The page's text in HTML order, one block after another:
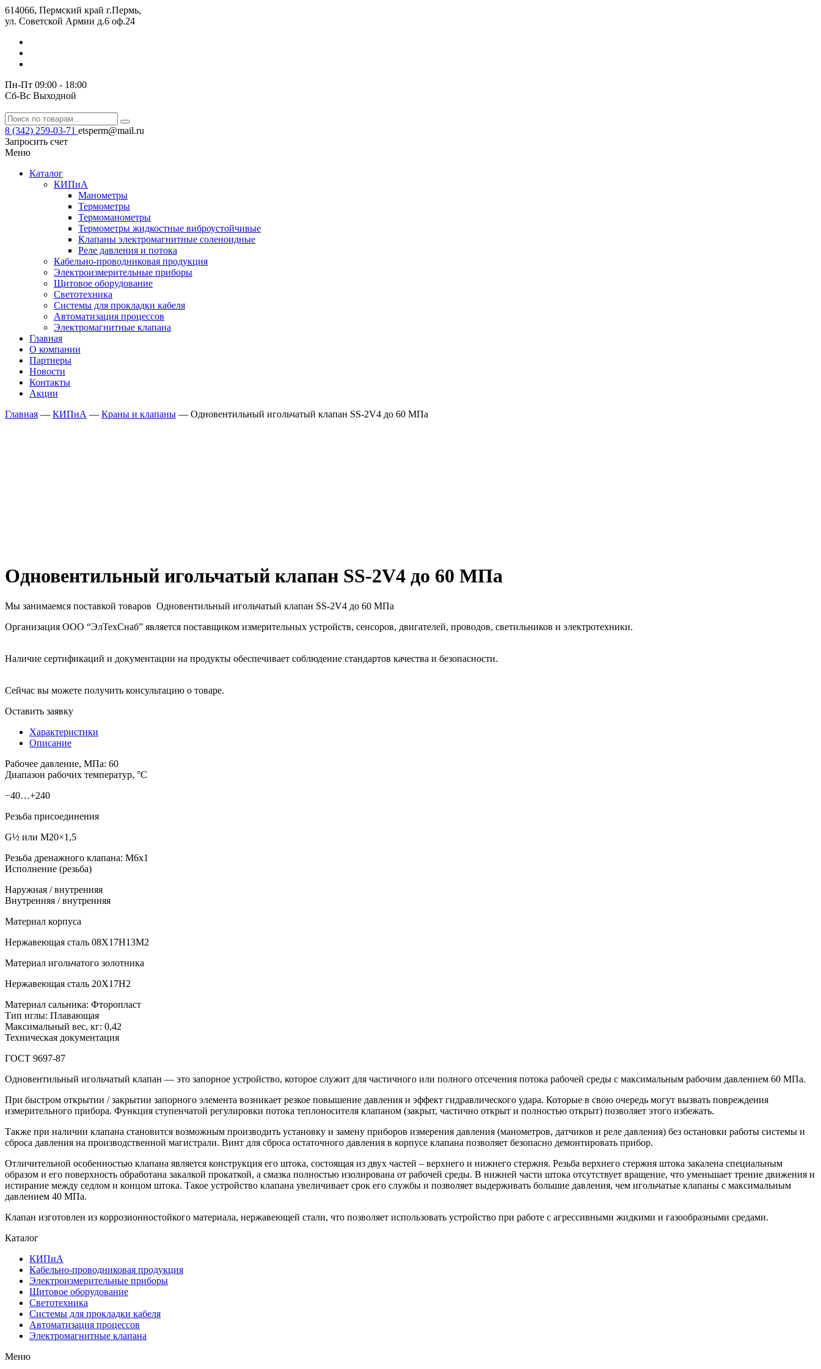
614066, Пермский край г.Пермь,
ул. Советской Армии д.6 оф.24
Пн-Пт 09:00 - 18:00
Сб-Вс Выходной
8 (342) 259-03-71 etsperm@mail.ru
Запросить счет
Меню
Каталог
КИПиА
Манометры
Термометры
Термомано­мет­ры
Термометры жидкостные виброустойчивые
Клапаны электро­маг­нит­ные соле­но­ид­ные
Реле давления и потока
Кабельно-проводниковая продукция
Электроизмерительные приборы
Щитовое оборудование
Светотехника
Системы для прокладки кабеля
Автоматизация процессов
Электромагнитные клапана
Главная
О компании
Партнеры
Новости
Контакты
Акции
Главная — КИПиА — Краны и клапаны — Одновентильный игольчатый клапан SS-2V4 до 60 МПа
Одновентильный игольчатый клапан SS-2V4 до 60 МПа
Мы занимаемся поставкой товаров Одновентильный игольчатый клапан SS-2V4 до 60 МПа
Организация ООО “ЭлТехСнаб” является поставщиком измерительных устройств, сенсоров, двигателей, проводов, светильников и электротехники.
Наличие сертификаций и документации на продукты обеспечивает соблюдение стандартов качества и безопасности.
Сейчас вы можете получить консультацию о товаре.
Оставить заявку
Характеристики
Описание
Рабочее давление, МПа: 60
Диапазон рабочих температур, °C
−40…+240
Резьба присоединения
G½ или M20×1,5
Резьба дренажного клапана: M6x1
Исполнение (резьба)
Наружная / внутренняя
Внутренняя / внутренняя
Материал корпуса
Нержавеющая сталь 08Х17Н13М2
Материал игольчатого золотника
Нержавеющая сталь 20Х17Н2
Материал сальника: Фторопласт
Тип иглы: Плавающая
Максимальный вес, кг: 0,42
Техническая документация
ГОСТ 9697-87
Одновентильный игольчатый клапан — это запорное устройство, которое служит для частичного или полного отсечения потока рабочей среды с максимальным рабочим давлением 60 МПа.
При быстром открытии / закрытии запорного элемента возникает резкое повышение давления и эффект гидравлического удара. Которые в свою очередь могут вызвать повреждения
измерительного прибора. Функция ступенчатой регулировки потока теплоносителя клапаном (закрыт, частично открыт и полностью открыт) позволяет этого избежать.
Также при наличии клапана становится возможным производить установку и замену приборов измерения давления (манометров, датчиков и реле давления) без остановки работы системы и
сброса давления на производственной магистрали. Винт для сброса остаточного давления в корпусе клапана позволяет безопасно демонтировать прибор.
Отличительной особенностью клапана является конструкция его штока, состоящая из двух частей – верхнего и нижнего стержня. Резьба верхнего стержня штока закалена специальным
образом и его поверхность обработана закалкой прокаткой, а смазка полностью изолирована от рабочей среды. В нижней части штока отсутствует вращение, что уменьшает трение движения и
истирание между седлом и концом штока. Такое устройство клапана увеличивает срок его службы и позволяет выдерживать большие давления, чем игольчатые клапаны с максимальным
давлением 40 МПа.
Клапан изготовлен из коррозионностойкого материала, нержавеющей стали, что позволяет использовать устройство при работе с агрессивными жидкими и газообразными средами.
Каталог
КИПиА
Кабельно-проводниковая продукция
Электроизмерительные приборы
Щитовое оборудование
Светотехника
Системы для прокладки кабеля
Автоматизация процессов
Электромагнитные клапана
Меню